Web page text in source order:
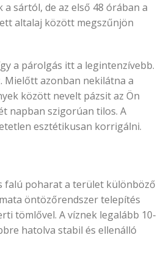
sártól, de az első 48 órában a
altalaj között megszűnjön
a párolgás itt a legintenzívebb.
Mielőtt azonban nekilátna a
között nevelt pázsit az Ön
napban szigorúan tilos. A
esztétikusan korrigálni.
falú poharat a terület különböző
öntözőrendszer telepítés
tömlővel. A víznek legalább 10-
hatolva stabil és ellenálló